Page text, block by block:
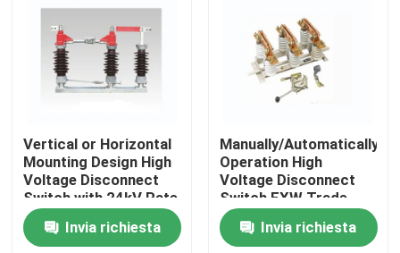
Casa
Prodotti
Circa noi
Vertical or Horizontal
Mounting Design High
Voltage Disconnect
Switch with 24kV Rate
Voltage
Invia richiesta
Manually/Automatically
Operation High
Voltage Disconnect
Switch EXW Trade
Terms Product
Invia richiesta